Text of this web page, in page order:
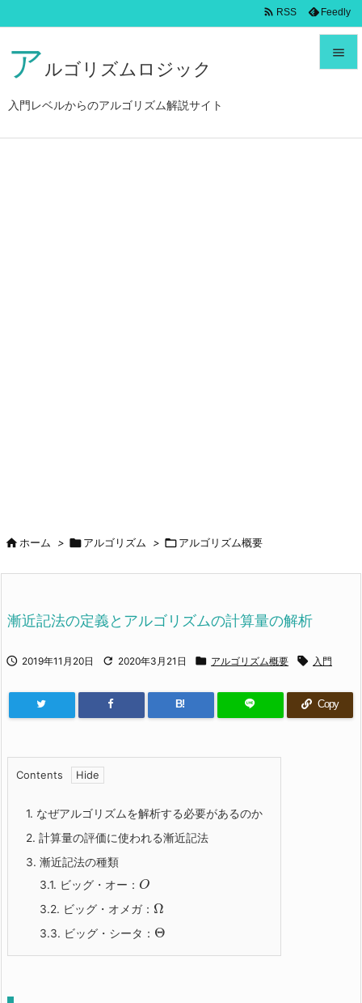
ア ルゴリズムロジック
入門レベルからのアルゴリズム解説サイト

サイド
 RSS Feedly
 ホーム >  アルゴリズム >  アルゴリズム概要
漸近記法の定義とアルゴリズムの計算量の解析
 2019年11月20日  2020年3月21日  アルゴリズム概要  入門
B! Copy
Contents
1. なぜアルゴリズムを解析する必要があるのか
2. 計算量の評価に使われる漸近記法
3. 漸近記法の種類
3.1. ビッグ・オー： O
3.2. ビッグ・オメガ： Ω
3.3. ビッグ・シータ： Θ